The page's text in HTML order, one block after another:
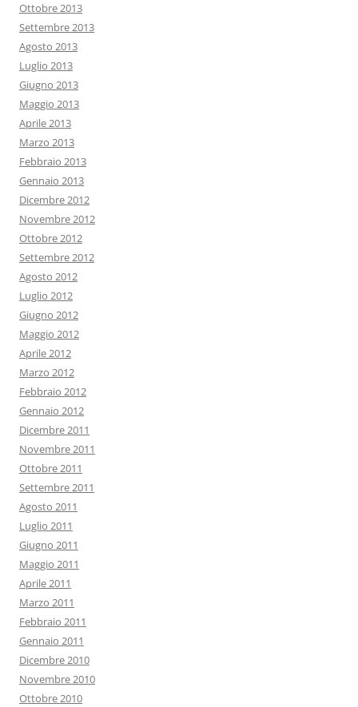
Ottobre 2013
Settembre 2013
Agosto 2013
Luglio 2013
Giugno 2013
Maggio 2013
Aprile 2013
Marzo 2013
Febbraio 2013
Gennaio 2013
Dicembre 2012
Novembre 2012
Ottobre 2012
Settembre 2012
Agosto 2012
Luglio 2012
Giugno 2012
Maggio 2012
Aprile 2012
Marzo 2012
Febbraio 2012
Gennaio 2012
Dicembre 2011
Novembre 2011
Ottobre 2011
Settembre 2011
Agosto 2011
Luglio 2011
Giugno 2011
Maggio 2011
Aprile 2011
Marzo 2011
Febbraio 2011
Gennaio 2011
Dicembre 2010
Novembre 2010
Ottobre 2010